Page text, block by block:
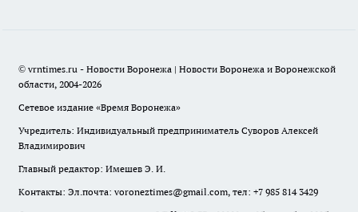
© vrntimes.ru - Новости Воронежа | Новости Воронежа и Воронежской
области, 2004-2026
Сетевое издание «Время Воронежа»
Учредитель: Индивидуальный предприниматель Суворов Алексей
Владимирович
Главный редактор: Имешев Э. И.
Контакты: Эл.почта: voroneztimes@gmail.com, тел: +7 985 814 3429